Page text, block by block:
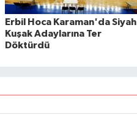
Erbil Hoca Karaman'da Siyah
Kuşak Adaylarına Ter
Döktürdü